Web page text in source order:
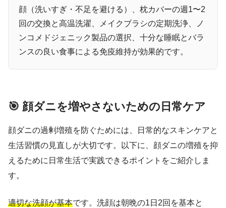
顔（洗いすぎ・不足を避ける）、枕カバーの週1〜2
回の交換と高温洗濯、メイクブラシの定期洗浄、ノ
ンコメドジェニック製品の選択、十分な睡眠とバラ
ンスの良い食事による免疫維持が効果的です。
🎯 顔ダニを増やさないための日常ケア
顔ダニの過剰増殖を防ぐためには、日常的なスキンケアと
生活習慣の見直しが大切です。以下に、顔ダニの増殖を抑
えるために日常生活で実践できるポイントをご紹介しま
す。
適切な洗顔が基本です。洗顔は朝晩の1日2回を基本と